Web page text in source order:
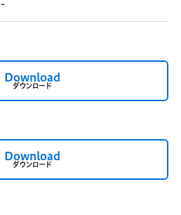
-
Download
ダウンロード
Download
ダウンロード